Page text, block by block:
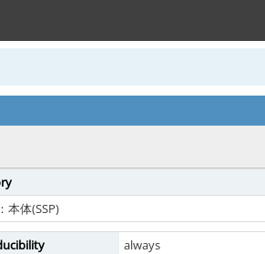
本体(SSP)
always